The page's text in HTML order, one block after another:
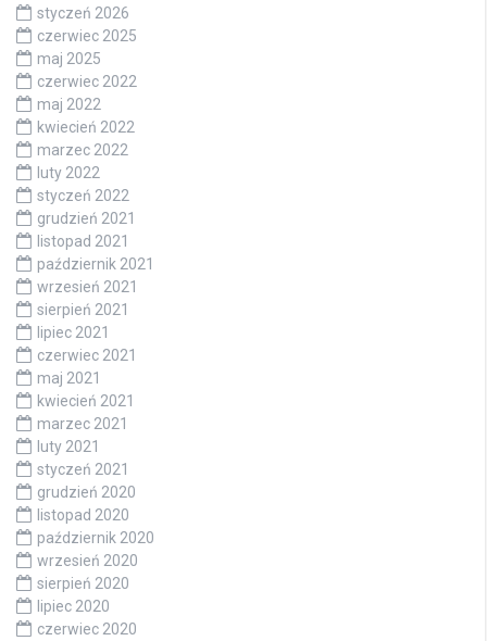
styczeń 2026
czerwiec 2025
maj 2025
czerwiec 2022
maj 2022
kwiecień 2022
marzec 2022
luty 2022
styczeń 2022
grudzień 2021
listopad 2021
październik 2021
wrzesień 2021
sierpień 2021
lipiec 2021
czerwiec 2021
maj 2021
kwiecień 2021
marzec 2021
luty 2021
styczeń 2021
grudzień 2020
listopad 2020
październik 2020
wrzesień 2020
sierpień 2020
lipiec 2020
czerwiec 2020